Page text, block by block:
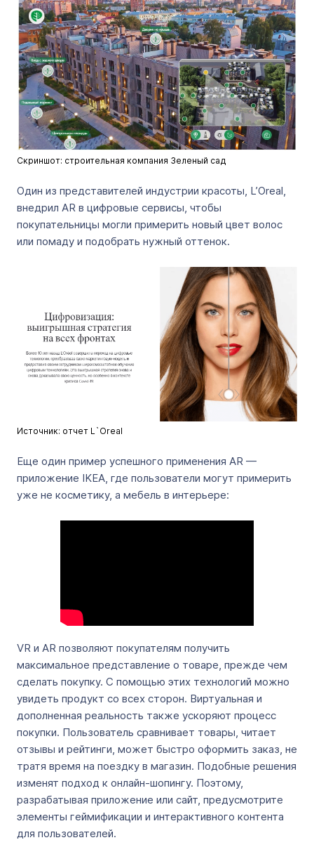
Скриншот: строительная компания Зеленый сад
Один из представителей индустрии красоты, L’Oreal,
внедрил AR в цифровые сервисы, чтобы
покупательницы могли примерить новый цвет волос
или помаду и подобрать нужный оттенок.
Источник: отчет L`Oreal
Еще один пример успешного применения AR —
приложение IKEA, где пользователи могут примерить
уже не косметику, а мебель в интерьере:
VR и AR позволяют покупателям получить
максимальное представление о товаре, прежде чем
сделать покупку. С помощью этих технологий можно
увидеть продукт со всех сторон. Виртуальная и
дополненная реальность также ускоряют процесс
покупки. Пользователь сравнивает товары, читает
отзывы и рейтинги, может быстро оформить заказ, не
тратя время на поездку в магазин. Подобные решения
изменят подход к онлайн-шопингу. Поэтому,
разрабатывая приложение или сайт, предусмотрите
элементы геймификации и интерактивного контента
для пользователей.